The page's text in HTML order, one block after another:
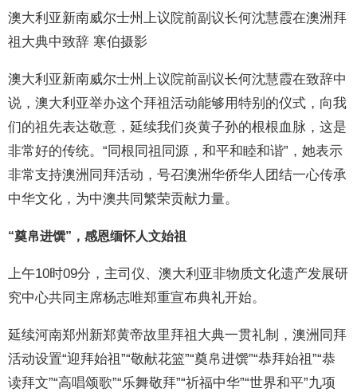
澳大利亚新南威尔士州上议院前副议长何沈慧霞在澳洲拜
祖大典中致辞 寒伯摄影
澳大利亚新南威尔士州上议院前副议长何沈慧霞在致辞中
说，澳大利亚举办这个拜祖活动能够用特别的仪式，向我
们的祖先表达敬意，延续我们炎黄子孙的根根血脉，这是
非常好的传统。“同根同祖同源，和平和睦和谐”，她表示
非常支持澳洲同拜活动，号召澳洲华侨华人团结一心传承
中华文化，为中澳共同繁荣贡献力量。
“奠帛进馔”，感恩缅怀人文始祖
上午10时09分，主司仪、澳大利亚非物质文化遗产发展研
究中心共同主席杨志唯郑重宣布典礼开始。
延续河南郑州新郑黄帝故里拜祖大典一贯礼制，澳洲同拜
活动设置“迎拜始祖”“敬献花篮”“奠帛进馔”“恭拜始祖”“恭
读拜文”“高唱颂歌”“乐舞敬拜”“祈福中华”“世界和平”九项